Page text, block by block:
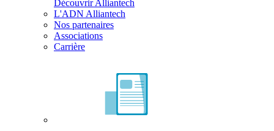
Découvrir Alliantech
L'ADN Alliantech
Nos partenaires
Associations
Carrière